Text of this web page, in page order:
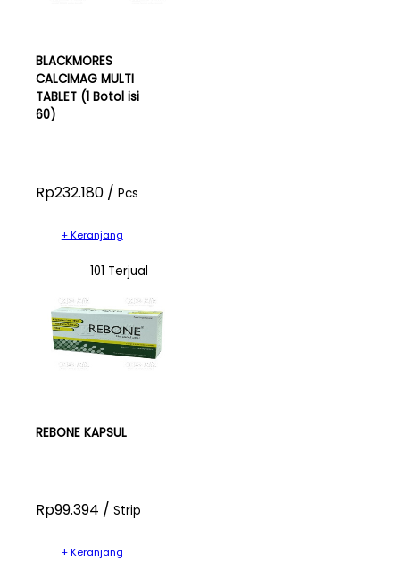
BLACKMORES
CALCIMAG MULTI
TABLET (1 Botol isi
60)
Rp232.180 / Pcs
+ Keranjang
101 Terjual
REBONE KAPSUL
Rp99.394 / Strip
+ Keranjang